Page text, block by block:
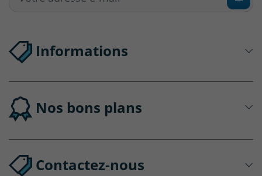
Informations
Nos bons plans
Contactez-nous